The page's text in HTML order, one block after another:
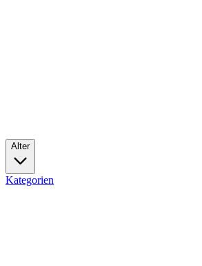
Alter
Kategorien